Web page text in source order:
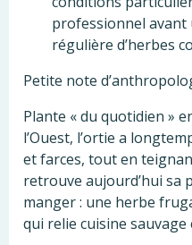
professionnel avant
régulière d’herbes
Petite note
Plante « du quotidien »
l’Ouest, l’ortie a
et farces, tout en
retrouve aujourd’hui sa
manger : une herbe
qui relie cuisine